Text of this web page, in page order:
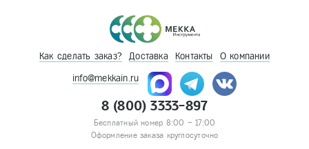
Как сделать заказ? Доставка Контакты О компании
info@mekkain.ru
8 (800) 3333-897
Бесплатный номер 8:00 – 17:00
Оформление заказа круглосуточно